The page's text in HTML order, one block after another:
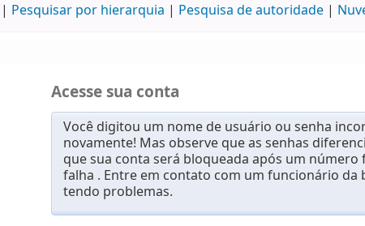
Pesquisar por hierarquia Pesquisa de autoridade
Acesse sua conta
Você digitou um nome de usuário ou senha
novamente! Mas observe que as senhas
que sua conta será bloqueada após um
falha . Entre em contato com um funcionário da
tendo problemas.